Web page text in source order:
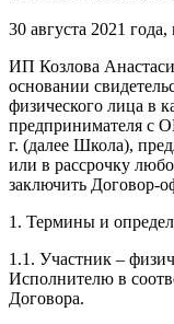
30 августа 2021 года,
ИП Козлова
основании
физического лица в
предпринимателя с
г. (далее Школа),
или в рассрочку
заключить Договор-
1. Термины и
1.1. Участник –
Исполнителю в
Договора.